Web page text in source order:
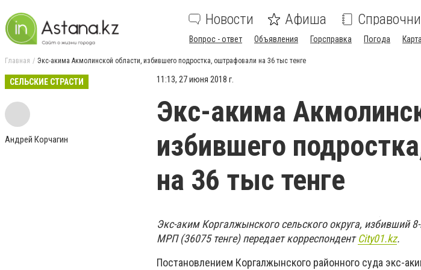
Новости Афиша
Вопрос - ответ Объявления Горсправка Погода
Главная Экс-акима Акмолинской области, избившего подростка, оштрафовали на 36 тыс тенге
СЕЛЬСКИЕ СТРАСТИ
Андрей Корчагин
11:13, 27 июня 2018 г.
Экс-акима
избившего
на 36 тыс тенге
Экс-аким Коргалжынского сельского округа, избивший
МРП (36075 тенге) передает корреспондентCity01.kz.
Постановлением Коргалжынского районного суда экс-